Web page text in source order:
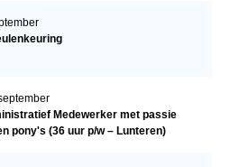
Medewerker met passie
pony's (36 uur p/w – Lunteren)